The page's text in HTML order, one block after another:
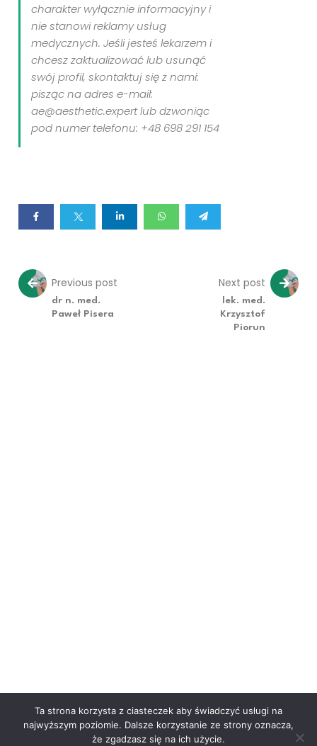
charakter wyłącznie informacyjny i
nie stanowi reklamy usług
medycznych. Jeśli jesteś lekarzem i
chcesz zaktualizować lub usunąć
swój profil, skontaktuj się z nami:
pisząc na adres e-mail:
ae@aesthetic.expert lub dzwoniąc
pod numer telefonu: +48 698 291 154
Previous post
dr n. med.
Paweł Pisera
Next post
lek. med.
Krzysztof
Piorun
Ta strona korzysta z ciasteczek aby świadczyć usługi na
najwyższym poziomie. Dalsze korzystanie ze strony oznacza,
że zgadzasz się na ich użycie.